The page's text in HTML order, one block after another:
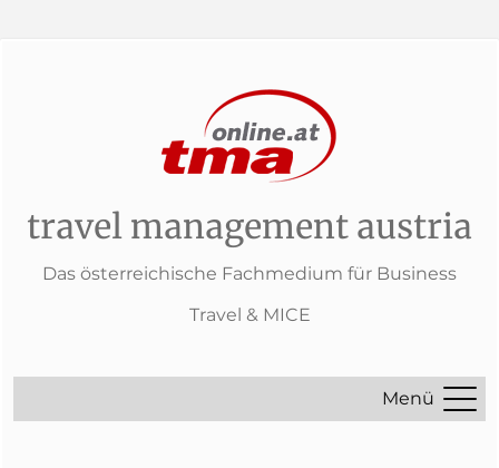
travel management austria
Das österreichische Fachmedium für Business
Travel & MICE
Menü